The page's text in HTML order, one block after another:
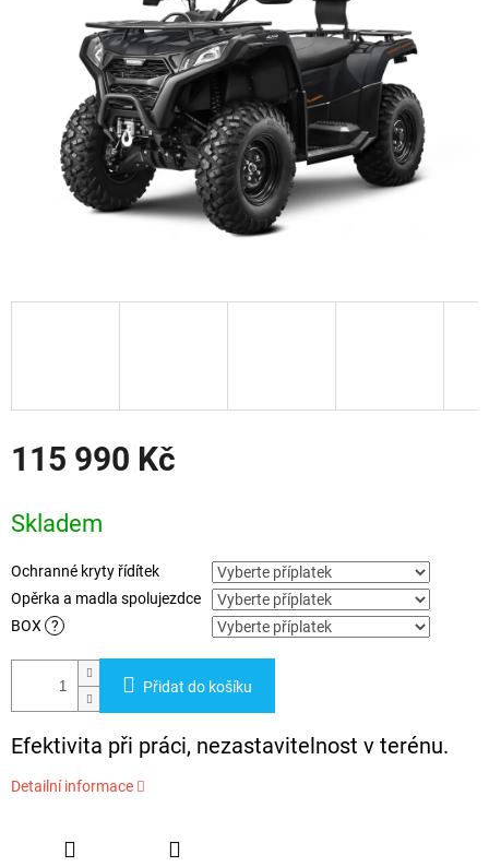
115 990 Kč
cena:
Skladem
Ochranné kryty řídítek
Opěrka a madla spolujezdce
BOX ?
Přidat do košíku
Efektivita při práci, nezastavitelnost v terénu.
Detailní informace